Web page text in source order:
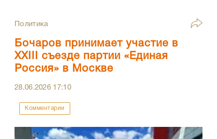
Политика
Бочаров принимает участие в
XXIII съезде партии «Единая
Россия» в Москве
28.06.2026 17:10
Комментарии